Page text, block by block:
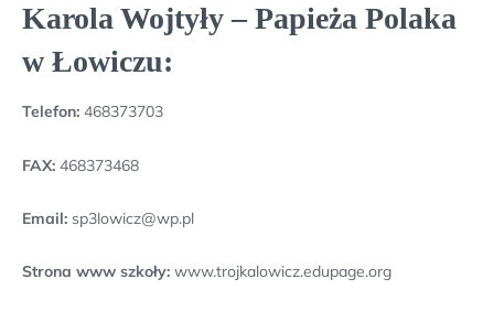
Karola Wojtyły – Papieża Polaka
w Łowiczu:
Telefon: 468373703
FAX: 468373468
Email: sp3lowicz@wp.pl
Strona www szkoły: www.trojkalowicz.edupage.org